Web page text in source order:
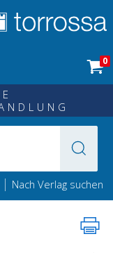
0
| Nach Verlag suchen